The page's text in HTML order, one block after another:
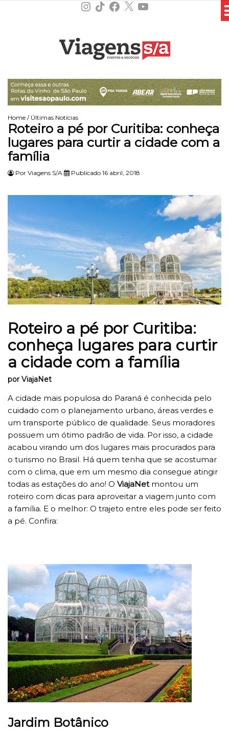
Instagram
TikTokFacebook
X YouTube
Home / Últimas Notícias
Roteiro a pé por Curitiba: conheça
lugares para curtir a cidade com a
família
Por Viagens S/A Publicado 16 abril, 2018
Roteiro a pé por Curitiba:
conheça lugares para curtir
a cidade com a família
por ViajaNet
A cidade mais populosa do Paraná é conhecida pelo
cuidado com o planejamento urbano, áreas verdes e
um transporte público de qualidade. Seus moradores
possuem um ótimo padrão de vida. Por isso, a cidade
acabou virando um dos lugares mais procurados para
o turismo no Brasil. Há quem tenha que se acostumar
com o clima, que em um mesmo dia consegue atingir
todas as estações do ano! O ViajaNet montou um
roteiro com dicas para aproveitar a viagem junto com
a família. E o melhor: O trajeto entre eles pode ser feito
a pé. Confira:
Jardim Botânico